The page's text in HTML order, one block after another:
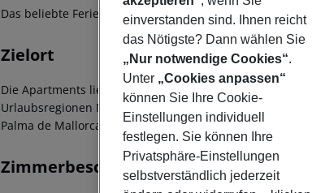
Das beliebte Ferienhotel besticht durch seine zentrale Lage
Zielort
Die Apartments liegen in unmittelbarer Nähe zum
Urlaubsregionen Mallorcas. Die Ferienanlage liegt nur
Palma de Mallorca entfernt.
Zimmerbeschreibung
einverstanden sind. Ihnen reicht
das Nötigste? Dann wählen Sie
„Nur notwendige Cookies“.
Unter „Cookies anpassen“
können Sie Ihre Cookie-
Einstellungen individuell
festlegen. Sie können Ihre
Privatsphäre-Einstellungen
selbstverständlich jederzeit